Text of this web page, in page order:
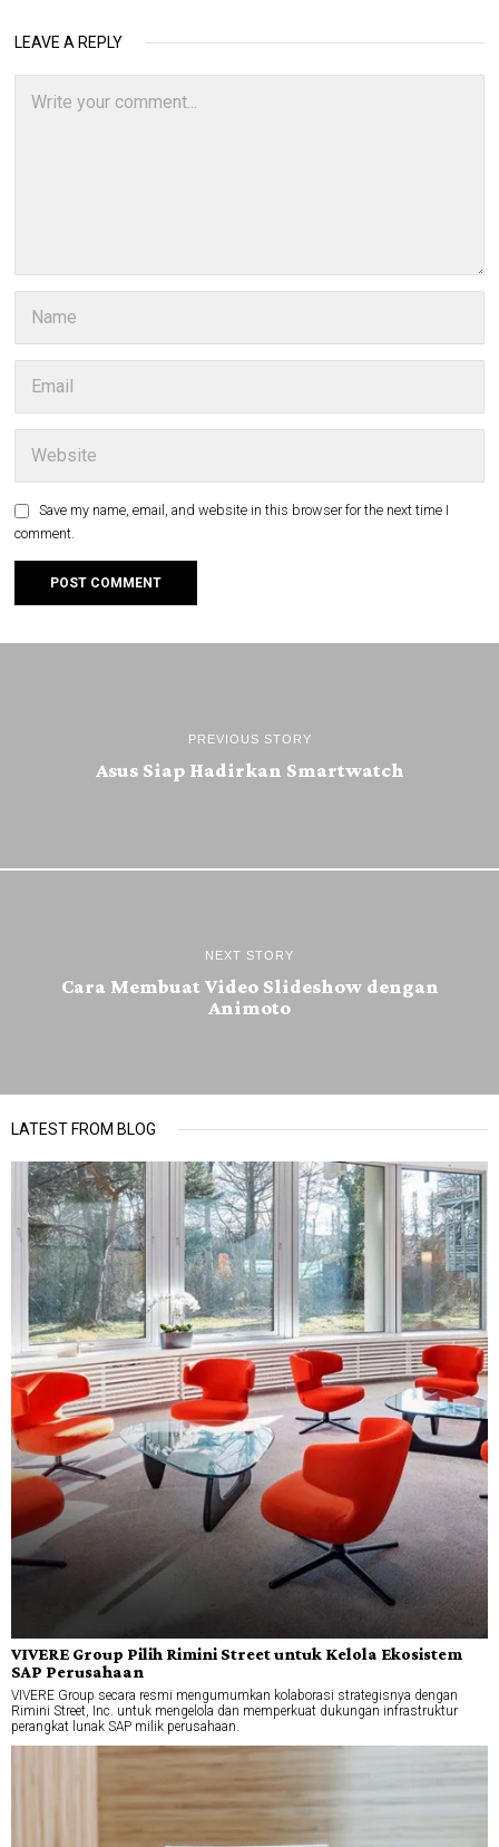
LEAVE A REPLY
Save my name, email, and website in this browser for the next time I
comment.
PREVIOUS STORY
Asus Siap Hadirkan Smartwatch
NEXT STORY
Cara Membuat Video Slideshow dengan
Animoto
LATEST FROM BLOG
VIVERE Group Pilih Rimini Street untuk Kelola Ekosistem
SAP Perusahaan
VIVERE Group secara resmi mengumumkan kolaborasi strategisnya dengan
Rimini Street, Inc. untuk mengelola dan memperkuat dukungan infrastruktur
perangkat lunak SAP milik perusahaan.